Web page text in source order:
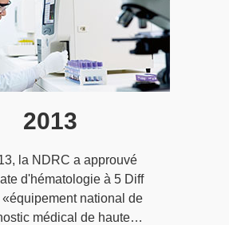
d'hématologie.
2013
la NDRC a approuvé
d'hématologie à 5 Diff
«équipement national de
médical de haute